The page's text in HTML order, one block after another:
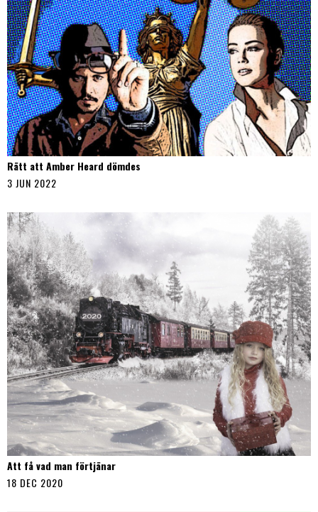
Rätt att Amber Heard dömdes
3 JUN 2022
Att få vad man förtjänar
18 DEC 2020